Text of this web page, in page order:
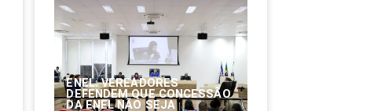
ENEL: VEREADORES
DEFENDEM QUE CONCESSÃO
DA ENEL NÃO SEJA